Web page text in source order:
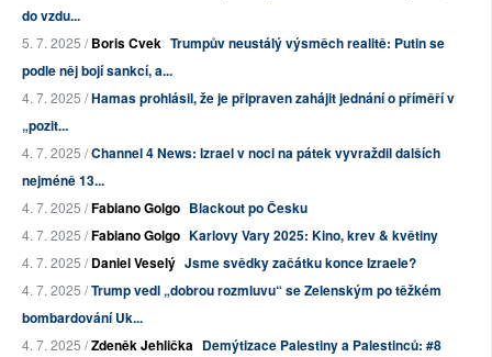
do vzdu...
5. 7. 2025 /Boris Cvek Trumpův neustálý výsměch realitě: Putin se
podle něj bojí sankcí, a...
4. 7. 2025 /Hamas prohlásil, že je připraven zahájit jednání o příměří v
„pozit...
4. 7. 2025 /Channel 4 News: Izrael v noci na pátek vyvraždil dalších
nejméně 13...
4. 7. 2025 /Fabiano Golgo Blackout po Česku
4. 7. 2025 /Fabiano Golgo Karlovy Vary 2025: Kino, krev & květiny
4. 7. 2025 /Daniel Veselý Jsme svědky začátku konce Izraele?
4. 7. 2025 /Trump vedl „dobrou rozmluvu“ se Zelenským po těžkém
bombardování Uk...
4. 7. 2025 /Zdeněk Jehlička Demýtizace Palestiny a Palestinců: #8